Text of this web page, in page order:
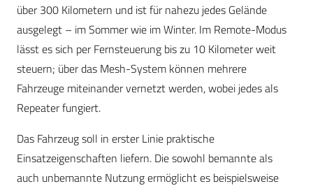
über 300 Kilometern und ist für nahezu jedes Gelände
ausgelegt – im Sommer wie im Winter. Im Remote-Modus
lässt es sich per Fernsteuerung bis zu 10 Kilometer weit
steuern; über das Mesh-System können mehrere
Fahrzeuge miteinander vernetzt werden, wobei jedes als
Repeater fungiert.
Das Fahrzeug soll in erster Linie praktische
Einsatzeigenschaften liefern. Die sowohl bemannte als
auch unbemannte Nutzung ermöglicht es beispielsweise